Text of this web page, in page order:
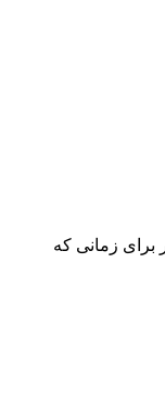
برای زمانی که